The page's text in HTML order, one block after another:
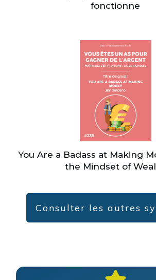
fonctionne
You Are a Badass at Making
the Mindset of
Consulter les autres